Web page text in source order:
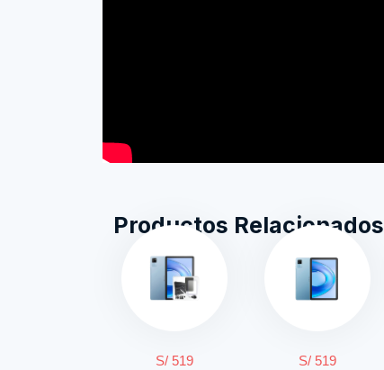
Productos Relacionados
S/ 519 S/ 519